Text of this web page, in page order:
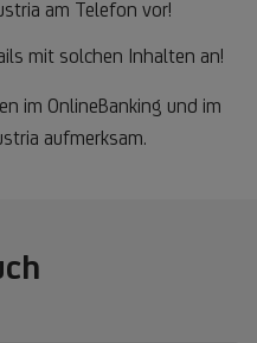
am Telefon vor!
mit solchen Inhalten an!
im OnlineBanking und im
Austria aufmerksam.